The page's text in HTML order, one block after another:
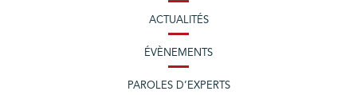
ACTUALITÉS
ÉVÈNEMENTS
PAROLES D’EXPERTS